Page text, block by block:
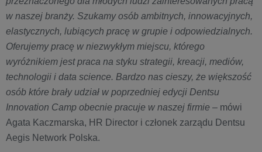
w naszej branży. Szukamy osób ambitnych, innowacyjnych,
elastycznych, lubiących pracę w grupie i odpowiedzialnych.
Oferujemy pracę w niezwykłym miejscu, którego
wyróżnikiem jest praca na styku strategii, kreacji, mediów,
technologii i data science. Bardzo nas cieszy, że większość
osób które brały udział w poprzedniej edycji Dentsu
Innovation Camp obecnie pracuje w naszej firmie – mówi
Agata Kaczmarska, HR Director i członek zarządu Dentsu
Aegis Network Polska.